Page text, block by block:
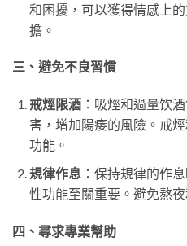
和困擾，可以獲得情感上
擔。
三、避免不良習慣
戒烴限酒：吸烴和過量饮
害，增加陽痿的風險。戒
功能。
規律作息 ：保持規律的作
性功能至關重要。避免熬
四、尋求專業幫助